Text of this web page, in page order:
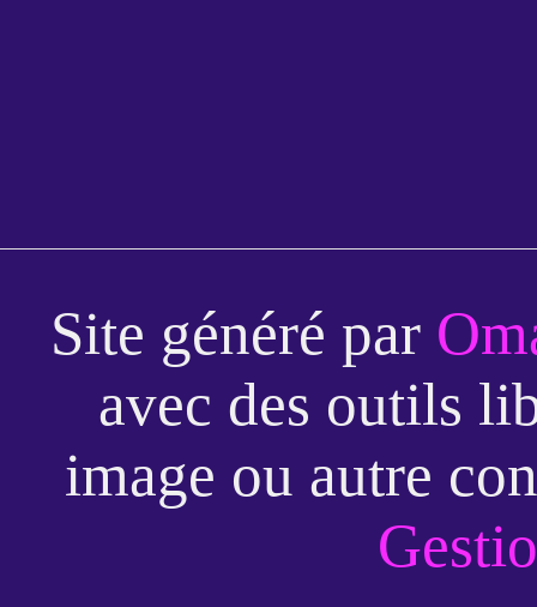
Site généré par
avec des outils
image ou autre